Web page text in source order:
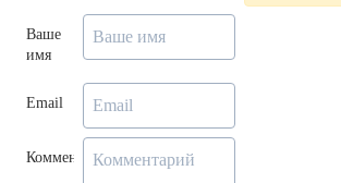
Ваше
имя
Email
Комментарий